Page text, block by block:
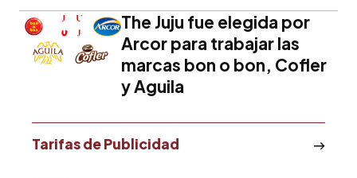
The Juju fue elegida por
Arcor para trabajar las
marcas bon o bon, Cofler
y Aguila
Tarifas de Publicidad